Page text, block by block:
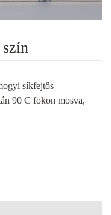
síkfejtős
90 C fokon mosva,